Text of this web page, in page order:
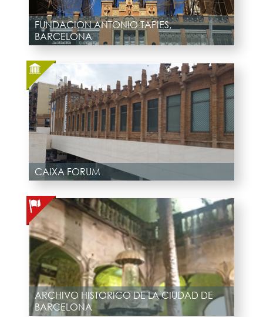
FUNDACION ANTONIO TAPIES,
BARCELONA
CAIXA FORUM
ARCHIVO HISTORICO DE LA CIUDAD DE
BARCELONA